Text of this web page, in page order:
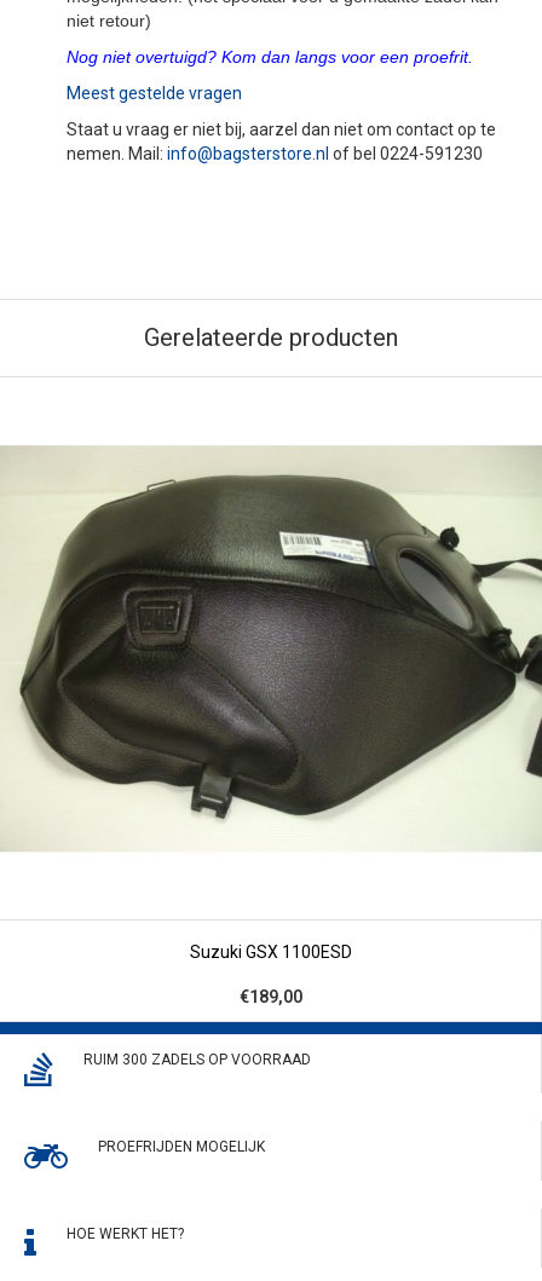
niet retour)
Nog niet overtuigd? Kom dan langs voor een proefrit.
Meest gestelde vragen
Staat u vraag er niet bij, aarzel dan niet om contact op te
nemen. Mail: info@bagsterstore.nl of bel 0224-591230
Gerelateerde producten
Suzuki GSX 1100ESD
€189,00
RUIM 300 ZADELS OP VOORRAAD
PROEFRIJDEN MOGELIJK
HOE WERKT HET?